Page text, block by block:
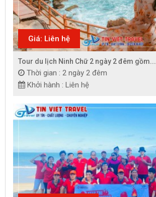
Giá: Liên hệ
Tour du lịch Ninh Chữ 2 ngày 2 đêm gồm...
Thời gian : 2 ngày 2 đêm
Khởi hành : Liên hệ